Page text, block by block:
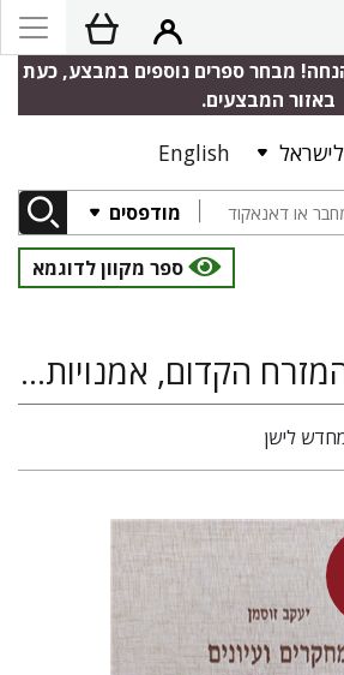
מבחר ספרים נוספים במבצע, כעת
באזור המבצעים.
English
מודפסים
ספר מקוון לדוגמא
ארכאולוגיה, המזרח הקדום, אמנויות, מדעי היהדות, היסטוריה של ארץ ישראל ומדינת ישראל
לישן
זוסמן